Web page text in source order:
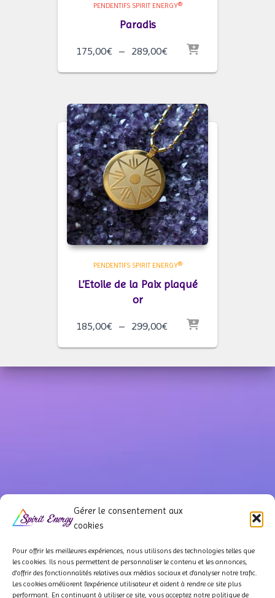
Gérer le consentement aux
cookies
Pour offrir les meilleures expériences, nous utilisons des technologies telles que
les cookies. Ils nous permettent de personnaliser le contenu et les annonces,
d'offrir des fonctionnalités relatives aux médias sociaux et d'analyser notre trafic.
Les cookies améliorent l'expérience utilisateur et aident à rendre ce site plus
performant. En continuant à utiliser ce site, vous acceptez notre politique de
PENDENTIFS SPIRIT ENERGY®
Paradis
175,00€ – 289,00€Plage
prix :
à
289,00€
PENDENTIFS SPIRIT ENERGY®
L’Etoile de la Paix plaqué
or
185,00€ – 299,00€Plage
prix :
185,00€
QUI SOMMES-NOUS ? À PROPOS NOS PARTENAIRES